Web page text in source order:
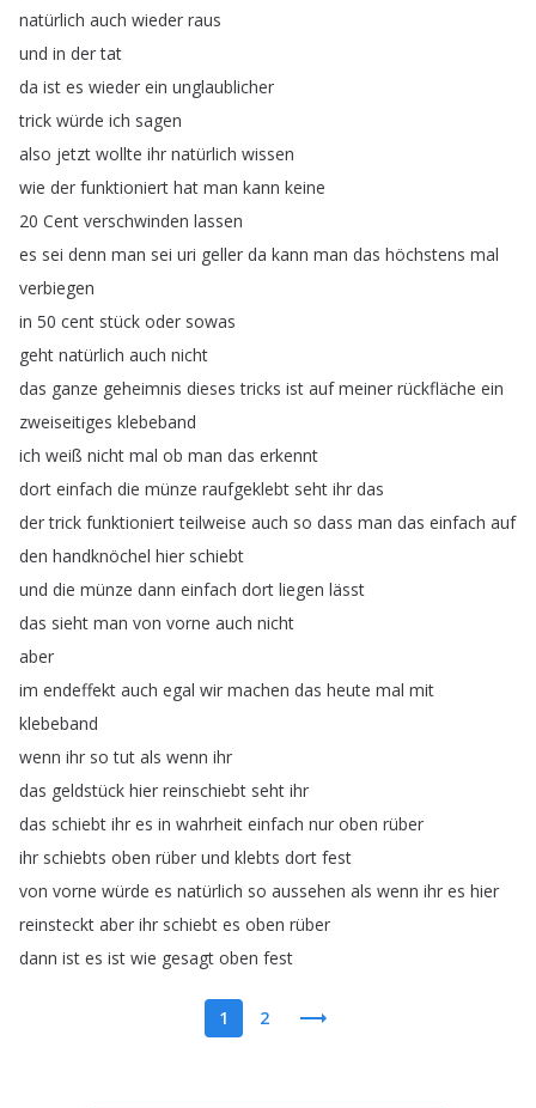
natürlich auch wieder raus
und in der tat
da ist es wieder ein unglaublicher
trick würde ich sagen
also jetzt wollte ihr natürlich wissen
wie der funktioniert hat man kann keine
20 Cent verschwinden lassen
es sei denn man sei uri geller da kann man das höchstens mal
verbiegen
in 50 cent stück oder sowas
geht natürlich auch nicht
das ganze geheimnis dieses tricks ist auf meiner rückfläche ein
zweiseitiges klebeband
ich weiß nicht mal ob man das erkennt
dort einfach die münze raufgeklebt seht ihr das
der trick funktioniert teilweise auch so dass man das einfach auf
den handknöchel hier schiebt
und die münze dann einfach dort liegen lässt
das sieht man von vorne auch nicht
aber
im endeffekt auch egal wir machen das heute mal mit
klebeband
wenn ihr so tut als wenn ihr
das geldstück hier reinschiebt seht ihr
das schiebt ihr es in wahrheit einfach nur oben rüber
ihr schiebts oben rüber und klebts dort fest
von vorne würde es natürlich so aussehen als wenn ihr es hier
reinsteckt aber ihr schiebt es oben rüber
dann ist es ist wie gesagt oben fest
1 2